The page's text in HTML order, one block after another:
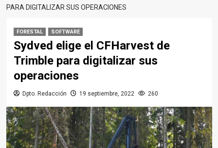
PARA DIGITALIZAR SUS OPERACIONES
FORESTAL SOFTWARE
Sydved elige el CFHarvest de
Trimble para digitalizar sus
operaciones
Dpto. Redacción 19 septiembre, 2022 260